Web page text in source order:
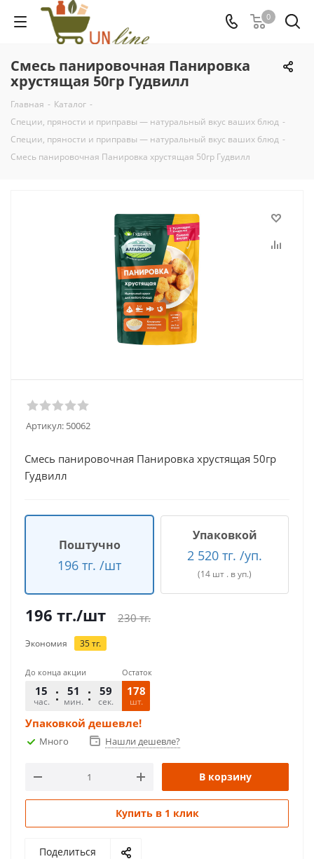
0
Смесь панировочная Панировка
хрустящая 50гр Гудвилл
Главная - Каталог -
Специи, пряности и приправы — натуральный вкус ваших блюд -
Специи, пряности и приправы — натуральный вкус ваших блюд -
Смесь панировочная Панировка хрустящая 50гр Гудвилл
Артикул: 50062
Смесь панировочная Панировка хрустящая 50гр
Гудвилл
Поштучно
196 тг. /шт
Упаковкой
2 520 тг. /уп.
(14 шт . в уп.)
196 тг./шт 230тг.
Экономия 35тг.
До конца акции
15
час.
51
мин.
59
сек.
Остаток
178
шт.
Упаковкой дешевле!
Много Нашли дешевле?
В корзину
Купить в 1 клик
Поделиться